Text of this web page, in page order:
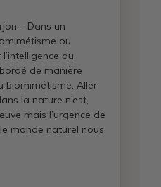
– Dans un
ou
du
de manière
biomimétisme. Aller
la nature n’est,
mais l’urgence de
monde naturel nous